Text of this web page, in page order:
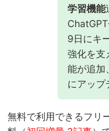
学習機能
9日にキ
強化を支
能が追加
にアップ
無料で利用できるフリ